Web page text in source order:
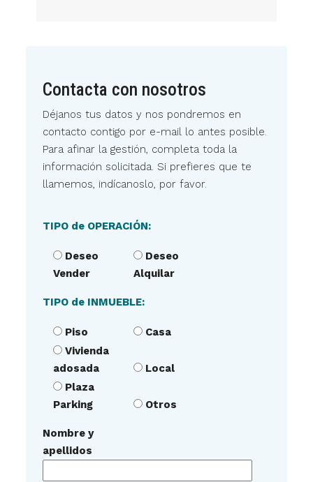
Contacta con nosotros
Déjanos tus datos y nos pondremos en
contacto contigo por e-mail lo antes posible.
Para afinar la gestión, completa toda la
información solicitada. Si prefieres que te
llamemos, indícanoslo, por favor.
TIPO de OPERACIÓN:
Deseo
Vender
Deseo
Alquilar
TIPO de INMUEBLE:
Piso
Casa
Vivienda
adosada
Local
Plaza
Parking
Otros
Nombre y
apellidos